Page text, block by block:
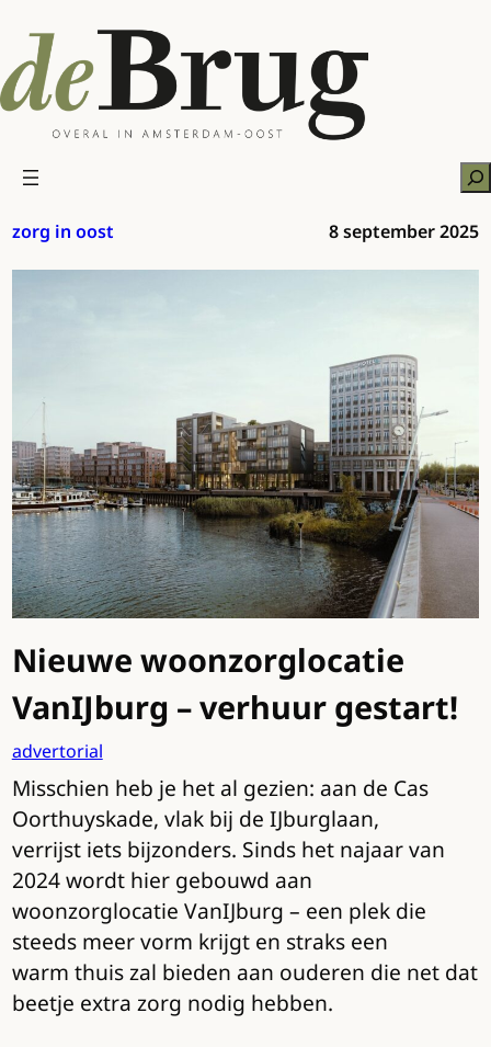
naar
de
inhoud
zorg in oost 8 september 2025
Nieuwe woonzorglocatie
VanIJburg – verhuur gestart!
advertorial
Misschien heb je het al gezien: aan de Cas
Oorthuyskade, vlak bij de IJburglaan,
verrijst iets bijzonders. Sinds het najaar van
2024 wordt hier gebouwd aan
woonzorglocatie VanIJburg – een plek die
steeds meer vorm krijgt en straks een
warm thuis zal bieden aan ouderen die net dat
beetje extra zorg nodig hebben.